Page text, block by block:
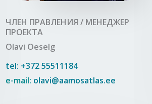
ЧЛЕН ПРАВЛЕНИЯ / МЕНЕДЖЕР
ПРОЕКТА
Olavi Oeselg
tel: +372 55511184
e-mail: olavi@aamosatlas.ee